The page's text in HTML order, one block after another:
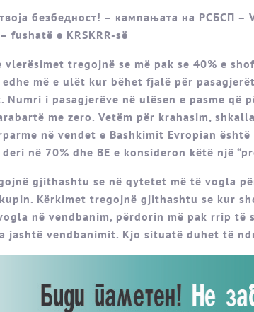
твоја безбедност! – кампањата на РСБСП
fushatë e KRSKRR-së
vlerësimet tregojnë se më pak se 40% e
më e ulët kur bëhet fjalë për
i pasagjerëve në ulësen e pasme që
me zero. Vetëm për krahasim,
në vendet e Bashkimit Evropian
në 70% dhe BE e konsideron këtë një
gjithashtu se në qytetet më të vogla
Kërkimet tregojnë gjithashtu se kur
në vendbanim, përdorin më pak rrip
jashtë vendbanimit. Kjo situatë duhet të